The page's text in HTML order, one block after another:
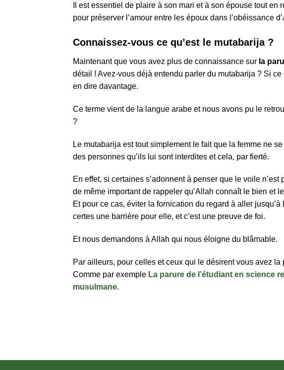
Il est essentiel de plaire à son mari et à son épouse tout
pour préserver l’amour entre les époux dans l’obéissance
Connaissez-vous ce qu’est le mutabarija ?
Maintenant que vous avez plus de connaissance sur la
détail ! Avez-vous déjà entendu parler du mutabarija ? Si
en dire davantage.
Ce terme vient de la langue arabe et nous avons pu le
?
Le mutabarija est tout simplement le fait que la femme ne
des personnes qu’ils lui sont interdites et cela, par fierté.
En effet, si certaines s’adonnent à penser que le voile
de même important de rappeler qu’Allah connaît le bien et
Et pour ce cas, éviter la fornication du regard à aller
certes une barrière pour elle, et c’est une preuve de foi.
Et nous demandons à Allah qui nous éloigne du blâmable.
Par ailleurs, pour celles et ceux qui le désirent vous avez
Comme par exemple La parure de l’étudiant en science
musulmane.